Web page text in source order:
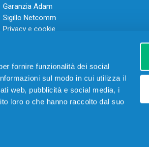
fornire funzionalità dei social
sul modo in cui utilizza il
web, pubblicità e social media, i
loro o che hanno raccolto dal suo
Garanzia Adam
Sigillo Netcomm
Privacy e cookie